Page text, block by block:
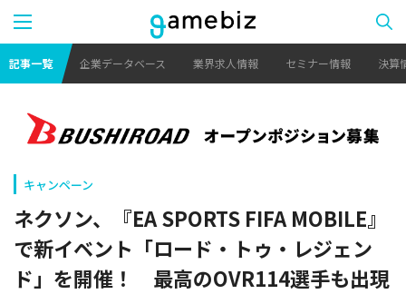
記事一覧 企業データベース 業界求人情報 セミナー情報 決算
キャンペーン
ネクソン、『EA SPORTS FIFA MOBILE』
で新イベント「ロード・トゥ・レジェン
ド」を開催！ 最高のOVR114選手も出現